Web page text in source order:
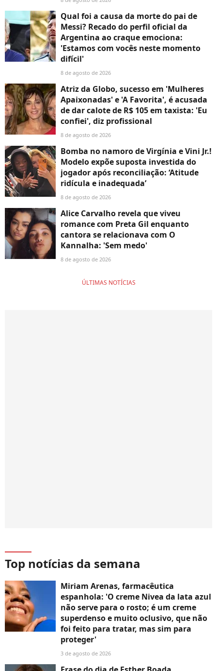
Qual foi a causa da morte do pai de
Messi? Recado do perfil oficial da
Argentina ao craque emociona:
'Estamos com vocês neste momento
difícil'
8 de agosto de 2026
Atriz da Globo, sucesso em 'Mulheres
Apaixonadas' e 'A Favorita', é acusada
de dar calote de R$ 105 em taxista: 'Eu
confiei', diz profissional
8 de agosto de 2026
Bomba no namoro de Virgínia e Vini Jr.!
Modelo expõe suposta investida do
jogador após reconciliação: ‘Atitude
ridícula e inadequada’
8 de agosto de 2026
Alice Carvalho revela que viveu
romance com Preta Gil enquanto
cantora se relacionava com O
Kannalha: 'Sem medo'
8 de agosto de 2026
ÚLTIMAS NOTÍCIAS
Top notícias da semana
Miriam Arenas, farmacêutica
espanhola: 'O creme Nivea da lata azul
não serve para o rosto; é um creme
superdenso e muito oclusivo, que não
foi feito para tratar, mas sim para
proteger'
3 de agosto de 2026